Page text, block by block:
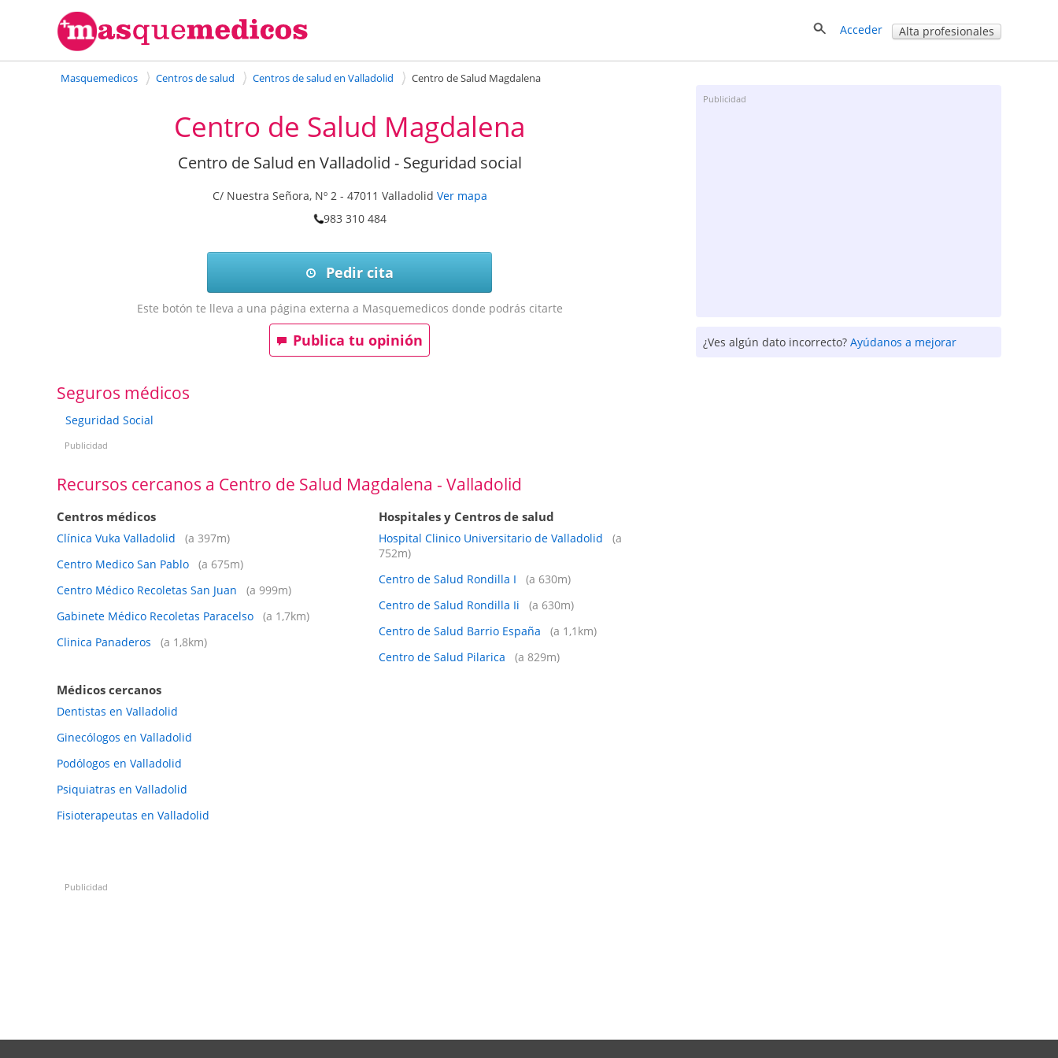
Acceder Alta profesionales
Masquemedicos Centros de salud Centros de salud en Valladolid Centro de Salud Magdalena
Centro de Salud Magdalena
Centro de Salud en Valladolid - Seguridad social
C/ Nuestra Señora, Nº 2 - 47011 Valladolid Ver mapa
983 310 484
Pedir cita
Este botón te lleva a una página externa a Masquemedicos donde podrás citarte
Publica tu opinión
Seguros médicos
Seguridad Social
Publicidad
Recursos cercanos a Centro de Salud Magdalena - Valladolid
Centros médicos
Clínica Vuka Valladolid
(a 397m)
Centro Medico San Pablo
(a 675m)
Centro Médico Recoletas San Juan
(a 999m)
Gabinete Médico Recoletas Paracelso
(a 1,7km)
Clinica Panaderos
(a 1,8km)
Hospitales y Centros de salud
Hospital Clinico Universitario de Valladolid
(a
752m)
Centro de Salud Rondilla I
(a 630m)
Centro de Salud Rondilla Ii
(a 630m)
Centro de Salud Barrio España
(a 1,1km)
Centro de Salud Pilarica
(a 829m)
Médicos cercanos
Dentistas en Valladolid
Ginecólogos en Valladolid
Podólogos en Valladolid
Psiquiatras en Valladolid
Fisioterapeutas en Valladolid
Publicidad
¿Ves algún dato incorrecto?Ayúdanos a mejorar
Publicidad